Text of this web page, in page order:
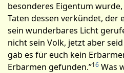
besonderes Eigentum
Taten dessen verkündet, der
sein wunderbares Licht
nicht sein Volk, jetzt aber
gab es für euch kein
Erbarmen gefunden.”16 Was